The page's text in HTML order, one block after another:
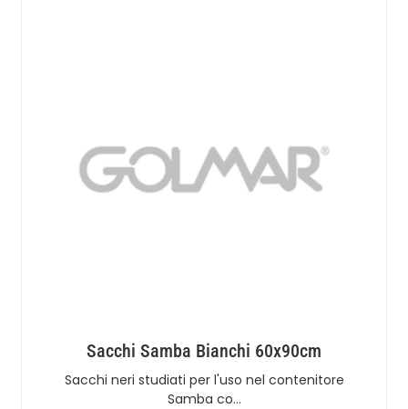
Sacchi Samba Bianchi 60x90cm
Sacchi neri studiati per l'uso nel contenitore
Samba co…